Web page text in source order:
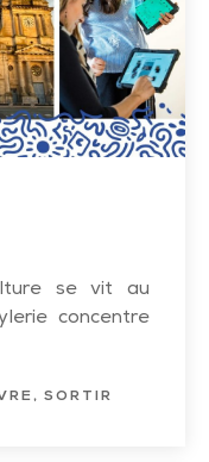
se vit au
concentre
SORTIR